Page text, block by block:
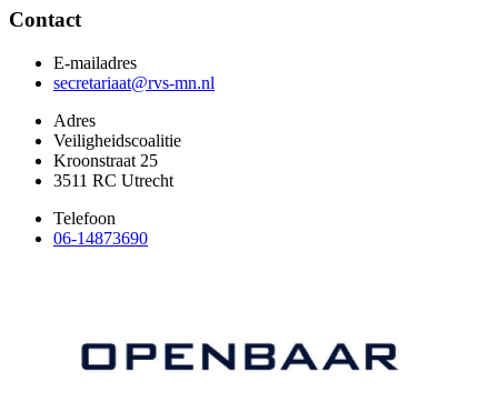
Contact
E-mailadres
secretariaat@rvs-mn.nl
Adres
Veiligheidscoalitie
Kroonstraat 25
3511 RC Utrecht
Telefoon
06-14873690